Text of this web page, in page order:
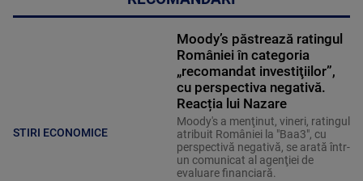
STIRI ECONOMICE
Moody’s păstrează ratingul
României în categoria
„recomandat investiţiilor”,
cu perspectiva negativă.
Reacția lui Nazare
Moody's a menţinut, vineri, ratingul
atribuit României la "Baa3", cu
perspectivă negativă, se arată într-
un comunicat al agenţiei de
evaluare financiară.